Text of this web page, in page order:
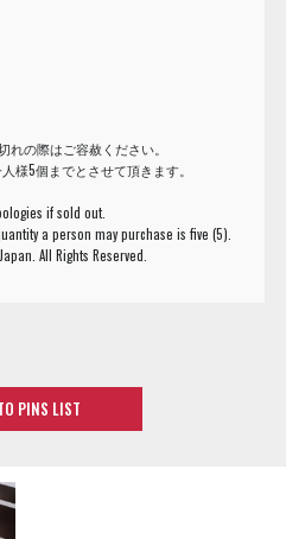
の際はご容赦ください。
様5個までとさせて頂きます。
if sold out.
a person may purchase is five (5).
All Rights Reserved.
PINS LIST